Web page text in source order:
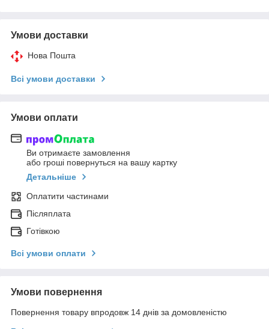
Умови доставки
Нова Пошта
Всі умови доставки
Умови оплати
Ви отримаєте замовлення
або гроші повернуться на вашу картку
Детальніше
Оплатити частинами
Післяплата
Готівкою
Всі умови оплати
Умови повернення
Повернення товару впродовж 14 днів за домовленістю